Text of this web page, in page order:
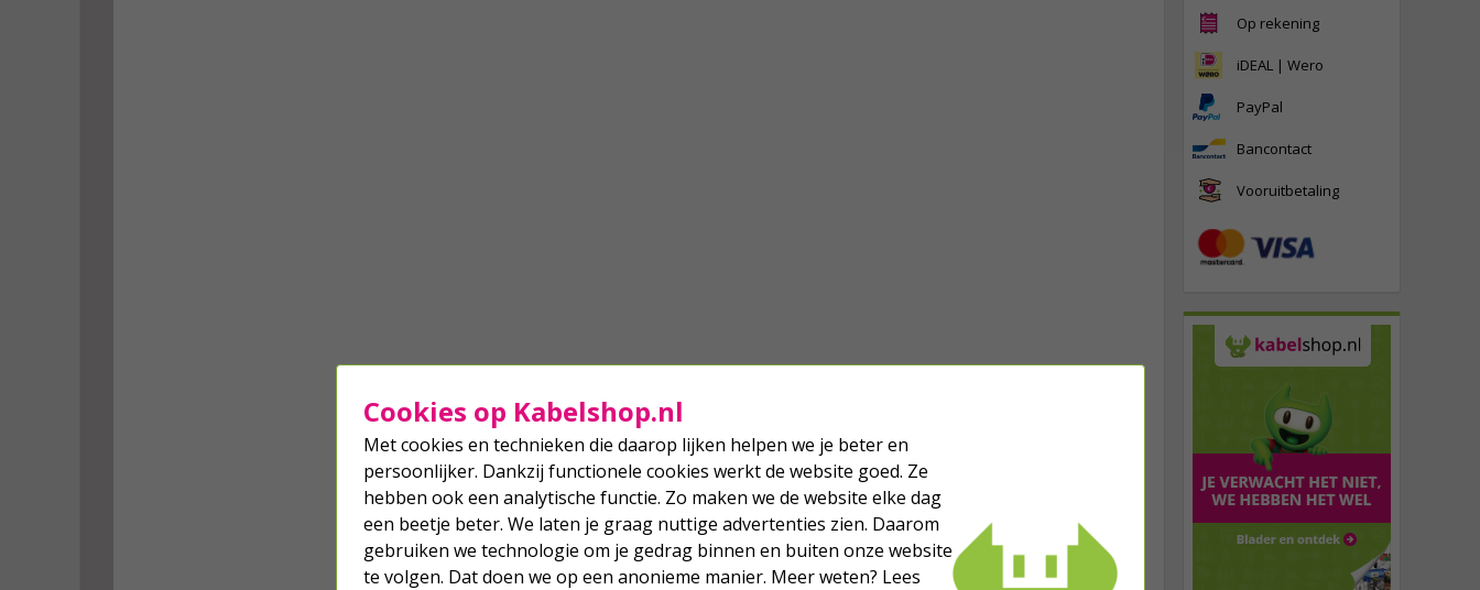
Op rekening
iDEAL | Wero
PayPal
Bancontact
Vooruitbetaling
Cookies op Kabelshop.nl
Met cookies en technieken die daarop lijken helpen we je beter en
persoonlijker. Dankzij functionele cookies werkt de website goed. Ze
hebben ook een analytische functie. Zo maken we de website elke dag
een beetje beter. We laten je graag nuttige advertenties zien. Daarom
gebruiken we technologie om je gedrag binnen en buiten onze website
te volgen. Dat doen we op een anonieme manier. Meer weten? Lees